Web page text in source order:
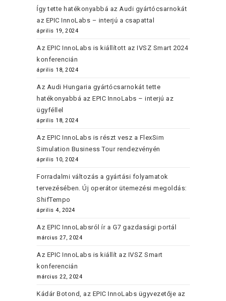
Így tette hatékonyabbá az Audi gyártócsarnokát
az EPIC InnoLabs – interjú a csapattal
április 19, 2024
Az EPIC InnoLabs is kiállított az IVSZ Smart 2024
konferencián
április 18, 2024
Az Audi Hungaria gyártócsarnokát tette
hatékonyabbá az EPIC InnoLabs – interjú az
ügyféllel
április 18, 2024
Az EPIC InnoLabs is részt vesz a FlexSim
Simulation Business Tour rendezvényén
április 10, 2024
Forradalmi változás a gyártási folyamatok
tervezésében. Új operátor ütemezési megoldás:
ShifTempo
április 4, 2024
Az EPIC InnoLabsról ír a G7 gazdasági portál
március 27, 2024
Az EPIC InnoLabs is kiállít az IVSZ Smart
konferencián
március 22, 2024
Kádár Botond, az EPIC InnoLabs ügyvezetője az